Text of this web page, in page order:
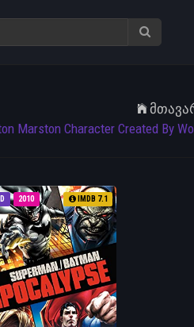
Marston Character Created By
2010 IMDB 7.1